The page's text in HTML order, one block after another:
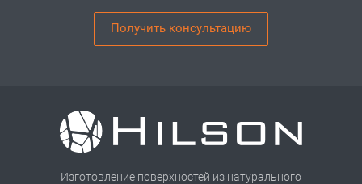
Получить консультацию
Изготовление поверхностей из натурального